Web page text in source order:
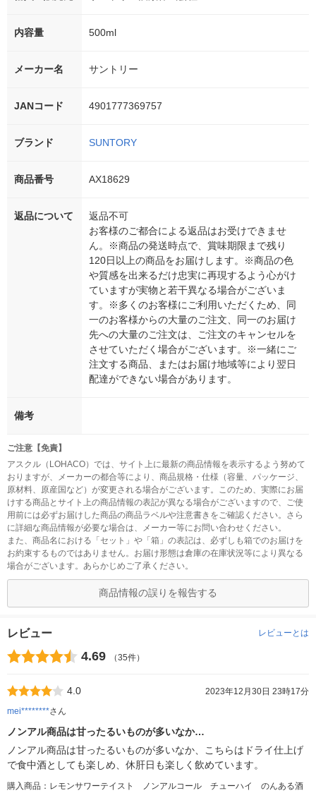
内容量 500ml
メーカー名 サントリー
JANコード 4901777369757
ブランド SUNTORY
商品番号 AX18629
返品について
返品不可
お客様のご都合による返品はお受けできませ
ん。※商品の発送時点で、賞味期限まで残り
120日以上の商品をお届けします。※商品の色
や質感を出来るだけ忠実に再現するよう心がけ
ていますが実物と若干異なる場合がございま
す。※多くのお客様にご利用いただくため、同
一のお客様からの大量のご注文、同一のお届け
先への大量のご注文は、ご注文のキャンセルを
させていただく場合がございます。※一緒にご
注文する商品、またはお届け地域等により翌日
配達ができない場合があります。
備考
ご注意【免責】
アスクル（LOHACO）では、サイト上に最新の商品情報を表示するよう努めて
おりますが、メーカーの都合等により、商品規格・仕様（容量、パッケージ、
原材料、原産国など）が変更される場合がございます。このため、実際にお届
けする商品とサイト上の商品情報の表記が異なる場合がございますので、ご使
用前には必ずお届けした商品の商品ラベルや注意書きをご確認ください。さら
に詳細な商品情報が必要な場合は、メーカー等にお問い合わせください。
また、商品名における「セット」や「箱」の表記は、必ずしも箱でのお届けを
お約束するものではありません。お届け形態は倉庫の在庫状況等により異なる
場合がございます。あらかじめご了承ください。
商品情報の誤りを報告する
レビュー レビューとは
4.69 （35件）
4.0
2023年12月30日 23時17分
mei********さん
ノンアル商品は甘ったるいものが多いなか…
ノンアル商品は甘ったるいものが多いなか、こちらはドライ仕上げ
で食中酒としても楽しめ、休肝日も楽しく飲めています。
購入商品：レモンサワーテイスト ノンアルコール チューハイ のんある酒